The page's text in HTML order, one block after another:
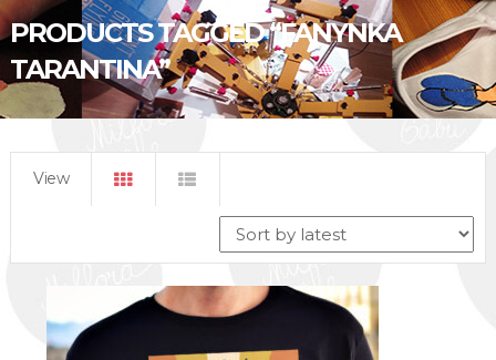
PRODUCTS TAGGED “FANYNKA
TARANTINA”
View